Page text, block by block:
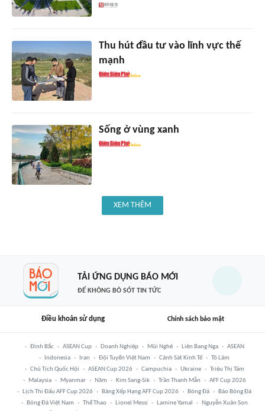
Thu hút đầu tư vào lĩnh vực thế
mạnh
Sống ở vùng xanh
XEM THÊM
TẢI ỨNG DỤNG BÁO MỚI
ĐỂ KHÔNG BỎ SÓT TIN TỨC
Điều khoản sử dụng Chính sách bảo mật
Đình Bắc ASEAN Cup Doanh Nghiệp Mũi Nghê Liên Bang Nga
ASEAN
Indonesia
Iran Đội Tuyển Việt Nam Cảnh Sát Kinh Tế
Tô Lâm
Chủ Tịch Quốc Hội
ASEAN Cup 2026 Campuchia Ukraine
Triệu Thị Tâm
Malaysia
Myanmar Năm Kim Sang-Sik Trần Thanh Mẫn
AFF Cup 2026
Lịch Thi Đấu AFF Cup 2026
Bảng Xếp Hạng AFF Cup 2026 Bóng Đá
Báo Bóng Đá
Bóng Đá Việt Nam
Thể Thao Lionel Messi Lamine Yamal
Nguyễn Xuân Son